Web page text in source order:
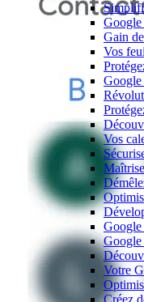
Google
Gain
Vos
Google
Vos
Google
Votre
Créez